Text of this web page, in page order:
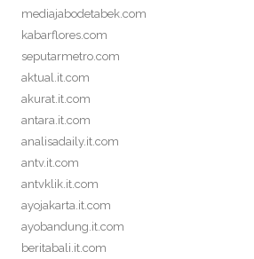
mediajabodetabek.com
kabarflores.com
seputarmetro.com
aktual.it.com
akurat.it.com
antara.it.com
analisadaily.it.com
antv.it.com
antvklik.it.com
ayojakarta.it.com
ayobandung.it.com
beritabali.it.com